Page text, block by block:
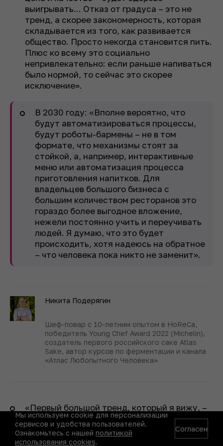
выигрывать... Отказ от градуса – это не
тренд, а скорее закономерность, которая
складывается из того, как развивается
общество. Просто некогда становится пить.
Плюс ко всему это социально
непривлекательно: если раньше напиваться
было нормой, то сейчас это скорее
исключение».
В 2030 году: «Вполне вероятно, что
будут автоматизироваться процессы,
будут роботы-бармены – не в том
формате, что механизмы стоят за
стойкой, а, например, интерактивные
меню или автоматизация процесса
приготовления напитков. Для
владельцев большого бизнеса с
большим количеством ресторанов это
гораздо более выгодное вложение,
нежели постоянно учить и переучивать
людей. Я думаю, что это будет
происходить, хотя надеюсь на обратное
– что человека пока никто не заменит».
Никита Подерягин
Шеф-повар с 10-летним опытом в HoReCa,
победитель Young Chef Award 2022 (Michelin),
создатель первого российского саке Atlas
Sake, автор курсов по ферментации и канала
«Атлас Любопытного Человека»
«Первый большой тренд, который я вижу, –
это снижение процента алкоголя. Я не могу
сказать, что общий курс – на полностью
безалкогольные напитки, но теперь часто
Мы используем cookie для персонализации
сервисов и удобства пользователей.
Ознакомьтесь с нашей политикой
использования cookies.
Согласен